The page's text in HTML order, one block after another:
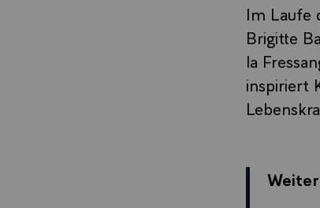
Im Laufe
Brigitte
la
inspiriert